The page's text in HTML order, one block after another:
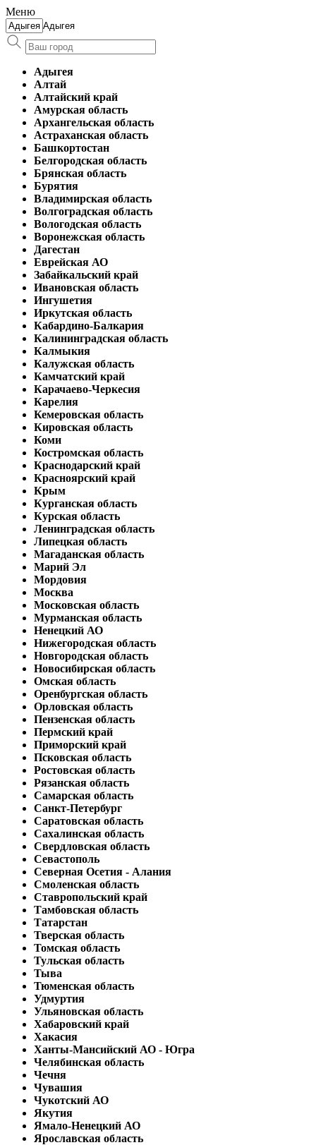
Меню
Адыгея
Адыгея
Алтай
Алтайский край
Амурская область
Архангельская область
Астраханская область
Башкортостан
Белгородская область
Брянская область
Бурятия
Владимирская область
Волгоградская область
Вологодская область
Воронежская область
Дагестан
Еврейская АО
Забайкальский край
Ивановская область
Ингушетия
Иркутская область
Кабардино-Балкария
Калининградская область
Калмыкия
Калужская область
Камчатский край
Карачаево-Черкесия
Карелия
Кемеровская область
Кировская область
Коми
Костромская область
Краснодарский край
Красноярский край
Крым
Курганская область
Курская область
Ленинградская область
Липецкая область
Магаданская область
Марий Эл
Мордовия
Москва
Московская область
Мурманская область
Ненецкий АО
Нижегородская область
Новгородская область
Новосибирская область
Омская область
Оренбургская область
Орловская область
Пензенская область
Пермский край
Приморский край
Псковская область
Ростовская область
Рязанская область
Самарская область
Санкт-Петербург
Саратовская область
Сахалинская область
Свердловская область
Севастополь
Северная Осетия - Алания
Смоленская область
Ставропольский край
Тамбовская область
Татарстан
Тверская область
Томская область
Тульская область
Тыва
Тюменская область
Удмуртия
Ульяновская область
Хабаровский край
Хакасия
Ханты-Мансийский АО - Югра
Челябинская область
Чечня
Чувашия
Чукотский АО
Якутия
Ямало-Ненецкий АО
Ярославская область